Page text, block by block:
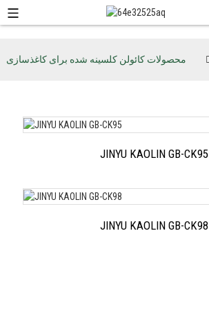
محصولات کائولن کلسینه شده برای کاغذسازی
JINYU KAOLIN GB-CK95
JINYU KAOLIN GB-CK98